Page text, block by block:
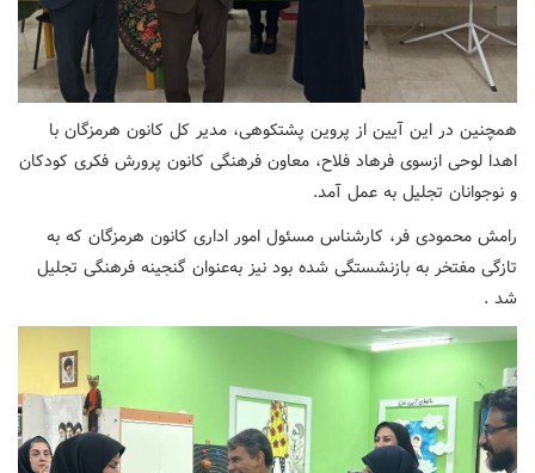
همچنین در این آیین از پروین پشتکوهی، مدیر کل کانون هرمزگان با
اهدا لوحی ازسوی فرهاد فلاح، معاون فرهنگی کانون پرورش فکری کودکان
و نوجوانان تجلیل به عمل آمد.
رامش محمودی فر، کارشناس مسئول امور اداری کانون هرمزگان که به
تازگی مفتخر به بازنشستگی شده بود نیز به‌عنوان گنجینه‌ فرهنگی تجلیل
شد .